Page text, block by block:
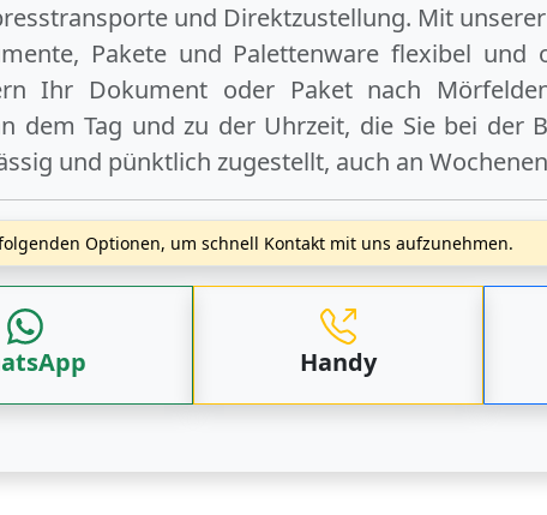
und Direktzustellung. Mit
Pakete und Palettenware flexibel und
Ihr Dokument oder Paket nach
dem Tag und zu der Uhrzeit, die Sie bei der
und pünktlich zugestellt, auch an
Optionen, um schnell Kontakt mit uns aufzunehmen.
Handy